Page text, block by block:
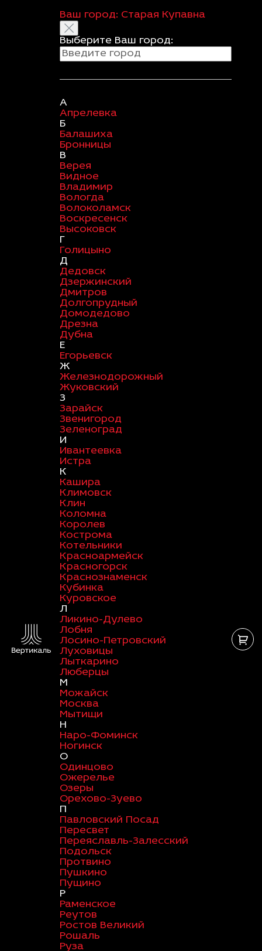
Ваш город: Старая Купавна
Выберите Ваш город:
А
Апрелевка
Б
Балашиха
Бронницы
В
Верея
Видное
Владимир
Вологда
Волоколамск
Воскресенск
Высоковск
Г
Голицыно
Д
Дедовск
Дзержинский
Дмитров
Долгопрудный
Домодедово
Дрезна
Дубна
Е
Егорьевск
Ж
Железнодорожный
Жуковский
З
Зарайск
Звенигород
Зеленоград
И
Ивантеевка
Истра
К
Кашира
Климовск
Клин
Коломна
Королев
Кострома
Котельники
Красноармейск
Красногорск
Краснознаменск
Кубинка
Куровское
Л
Ликино-Дулево
Лобня
Лосино-Петровский
Луховицы
Лыткарино
Люберцы
М
Можайск
Москва
Мытищи
Н
Наро-Фоминск
Ногинск
О
Одинцово
Ожерелье
Озеры
Орехово-Зуево
П
Павловский Посад
Пересвет
Переяславль-Залесский
Подольск
Протвино
Пушкино
Пущино
Р
Раменское
Реутов
Ростов Великий
Рошаль
Руза